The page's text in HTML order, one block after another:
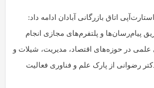
اتاق بازرگانی آبادان ادامه داد:
پیام‌رسان‌ها و پلتفرم‌های مجازی انجام
در حوزه‌های اقتصاد، مدیریت، شیلات و
رضوانی از پارک علم و فناوری فعالیت